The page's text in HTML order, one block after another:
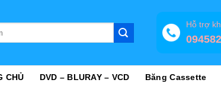
Hỗ trợ
CHỦ DVD – BLURAY – VCD Băng Cassette